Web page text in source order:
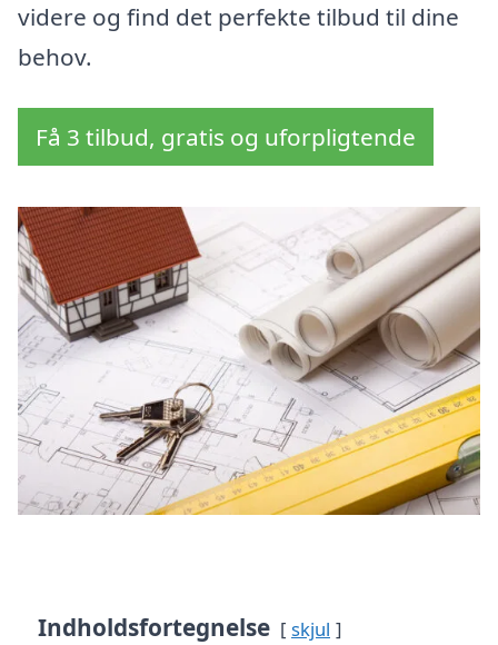
videre og find det perfekte tilbud til dine
behov.
Få 3 tilbud, gratis og uforpligtende
Indholdsfortegnelse skjul